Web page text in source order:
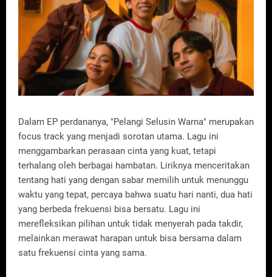
Dalam EP perdananya, "Pelangi Selusin Warna" merupakan
focus track yang menjadi sorotan utama. Lagu ini
menggambarkan perasaan cinta yang kuat, tetapi
terhalang oleh berbagai hambatan. Liriknya menceritakan
tentang hati yang dengan sabar memilih untuk menunggu
waktu yang tepat, percaya bahwa suatu hari nanti, dua hati
yang berbeda frekuensi bisa bersatu. Lagu ini
merefleksikan pilihan untuk tidak menyerah pada takdir,
melainkan merawat harapan untuk bisa bersama dalam
satu frekuensi cinta yang sama.